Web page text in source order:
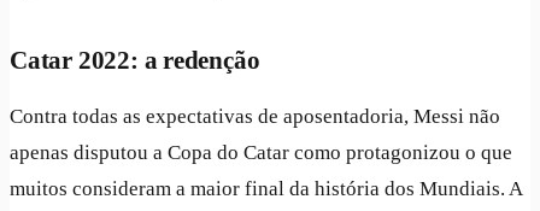
Catar 2022: a redenção
Contra todas as expectativas de aposentadoria, Messi não
apenas disputou a Copa do Catar como protagonizou o que
muitos consideram a maior final da história dos Mundiais. A